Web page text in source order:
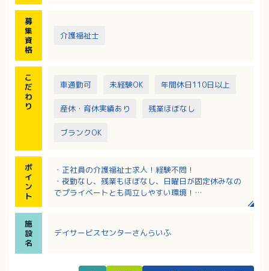
募
集
資
格
介護福祉士
こ
だ
わ
り
車通勤可 未経験OK 年間休日110日以上
産休・育休実績あり 残業ほぼなし
ブランクOK
ポ
イ
ン
ト
・正社員の介護福祉士求人！経験不問！
・夜勤なし、残業もほぼなし、日曜日が固定休みなの
でプライベートとも両立しやすい環境！
携体制があり安心！
・上限65歳までの再雇用制度もあり、長くご活躍いた
施
設
名
デイサービスセンターさんらいふ